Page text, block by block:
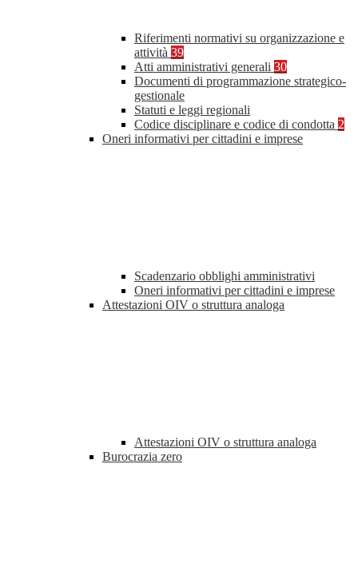
Riferimenti normativi su organizzazione e
attività 39
Atti amministrativi generali 30
Documenti di programmazione strategico-
gestionale
Statuti e leggi regionali
Codice disciplinare e codice di condotta 2
Oneri informativi per cittadini e imprese
Scadenzario obblighi amministrativi
Oneri informativi per cittadini e imprese
Attestazioni OIV o struttura analoga
Attestazioni OIV o struttura analoga
Burocrazia zero